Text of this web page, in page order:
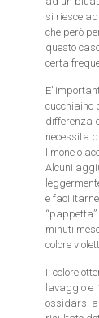
si riesce
che però
questo
certa
E’
cucchiaino
differenza
necessita
limone o
Alcuni
e
minuti
colore
Il colore
lavaggio e
ossidarsi